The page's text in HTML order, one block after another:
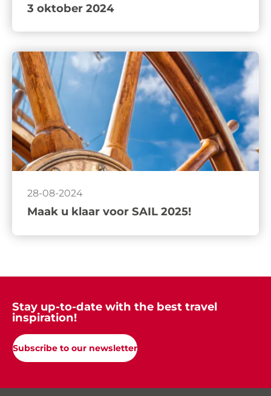
3 oktober 2024
28-08-2024
Maak u klaar voor SAIL 2025!
Stay up-to-date with the best travel
inspiration!
Subscribe to our newsletter